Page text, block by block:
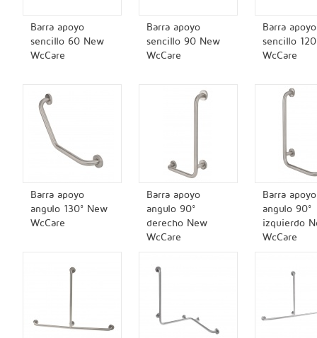
Barra apoyo
sencillo 60 New
WcCare
Barra apoyo
sencillo 90 New
WcCare
Barra apoyo
sencillo
WcCare
Barra apoyo
angulo 130° New
WcCare
Barra apoyo
angulo 90°
derecho New
WcCare
Barra apoyo
angulo 90°
izquierdo
WcCare